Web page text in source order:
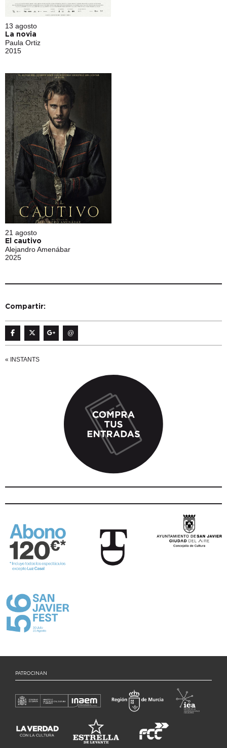
13 agosto
La novia
Paula Ortiz
2015
21 agosto
El cautivo
Alejandro Amenábar
2025
Compartir:
@
« INSTANTS
PATROCINAN